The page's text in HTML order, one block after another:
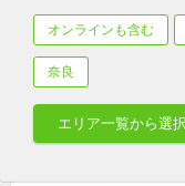
オンラインも含む
奈良
エリア一覧から選択